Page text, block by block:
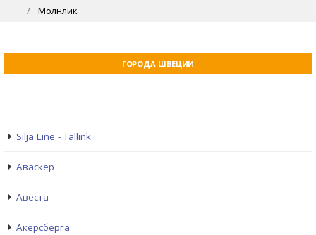
Молнлик
ГОРОДА ШВЕЦИИ
Silja Line - Tallink
Аваскер
Авеста
Акерсберга